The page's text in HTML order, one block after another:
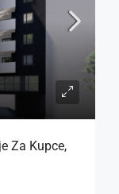
Za Kupce,